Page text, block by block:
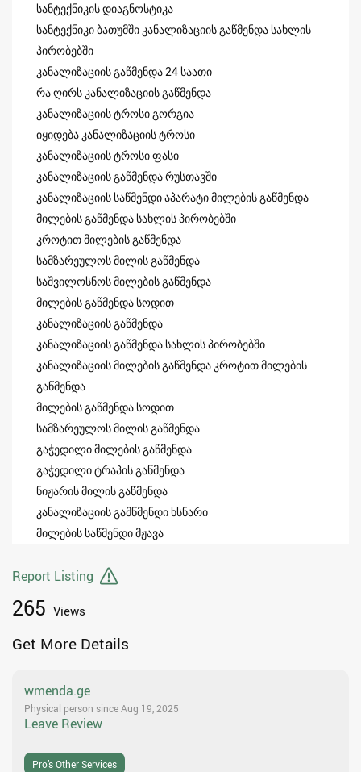
სანტექნიკის დიაგნოსტიკა
სანტექნიკი ბათუმში კანალიზაციის გაწმენდა სახლის
პირობებში
კანალიზაციის გაწმენდა 24 საათი
რა ღირს კანალიზაციის გაწმენდა
კანალიზაციის ტროსი გორგია
იყიდება კანალიზაციის ტროსი
კანალიზაციის ტროსი ფასი
კანალიზაციის გაწმენდა რუსთავში
კანალიზაციის საწმენდი აპარატი მილების გაწმენდა
მილების გაწმენდა სახლის პირობებში
კროტით მილების გაწმენდა
სამზარეულოს მილის გაწმენდა
საშვილოსნოს მილების გაწმენდა
მილების გაწმენდა სოდით
კანალიზაციის გაწმენდა
კანალიზაციის გაწმენდა სახლის პირობებში
კანალიზაციის მილების გაწმენდა კროტით მილების
გაწმენდა
მილების გაწმენდა სოდით
სამზარეულოს მილის გაწმენდა
გაჭედილი მილების გაწმენდა
გაჭედილი ტრაპის გაწმენდა
ნიჟარის მილის გაწმენდა
კანალიზაციის გამწმენდი ხსნარი
მილების საწმენდი მჟავა
Report Listing
265 Views
Get More Details
wmenda.ge
Physical person since Aug 19, 2025
Leave Review
Pro’s Other Services